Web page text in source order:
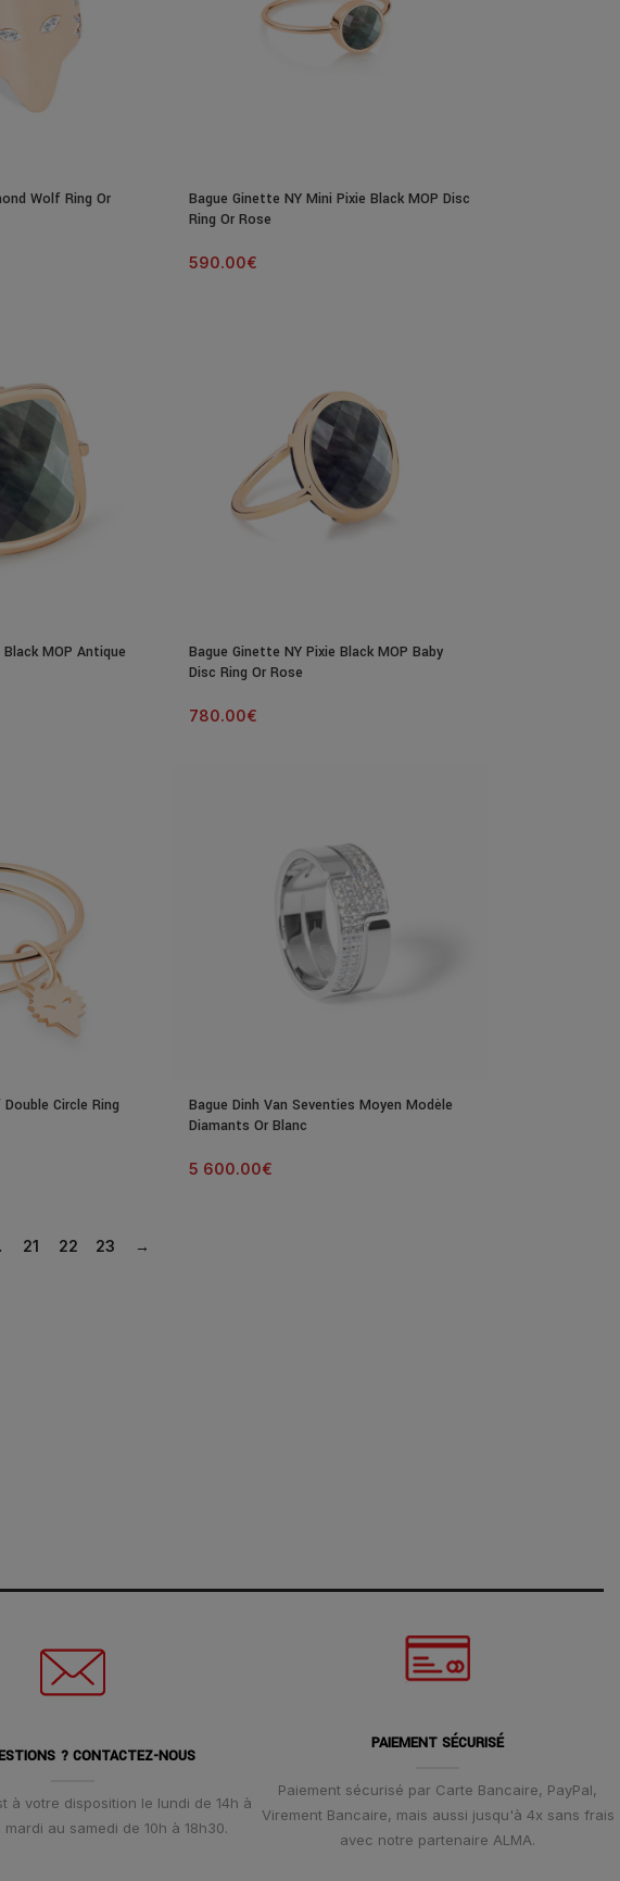
Wolf Ring Or
Bague Ginette NY Mini Pixie Black MOP Disc
Ring Or Rose
590.00€
MOP Antique
Bague Ginette NY Pixie Black MOP Baby
Disc Ring Or Rose
780.00€
Circle Ring
Bague Dinh Van Seventies Moyen Modèle
Diamants Or Blanc
5 600.00€
21 22 23 →
? CONTACTEZ-NOUS
à votre disposition le lundi de 14h à
mardi au samedi de 10h à 18h30.
PAIEMENT SÉCURISÉ
Paiement sécurisé par Carte Bancaire, PayPal,
Virement Bancaire, mais aussi jusqu'à 4x sans frais
avec notre partenaire ALMA.